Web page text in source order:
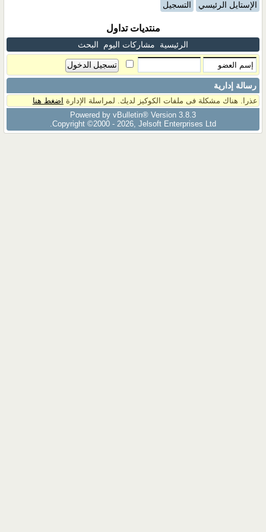
الإستايل الرئيسي التسجيل
منتديات تداول
الرئيسية مشاركات اليوم البحث
رسالة إدارية
عذرا. هناك مشكلة فى ملفات الكوكيز لديك. لمراسلة الإدارة اضغط هنا
Powered by vBulletin® Version 3.8.3
Copyright ©2000 - 2026, Jelsoft Enterprises Ltd.